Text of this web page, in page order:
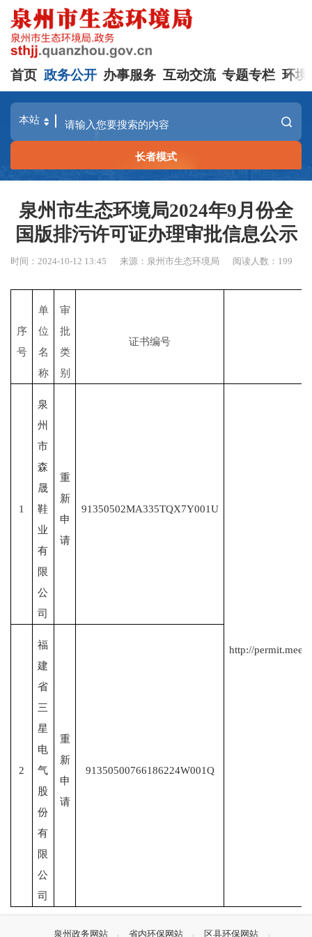
首页 政务公开 办事服务 互动交流 专题专栏 环境
长者模式
泉州市生态环境局2024年9月份全
国版排污许可证办理审批信息公示
时间：2024-10-12 13:45 来源：泉州市生态环境局 阅读人数： 199
序
号
单
位
名
称
审
批
类
别
证书编号
1
泉
州
市
森
晟
鞋
业
有
限
公
司
重
新
申
请
91350502MA335TQX7Y001U
http://
2
福
建
省
三
星
电
气
股
份
有
限
公
司
重
新
申
请
91350500766186224W001Q
泉州政务网站 省内环保网站 区县环保网站